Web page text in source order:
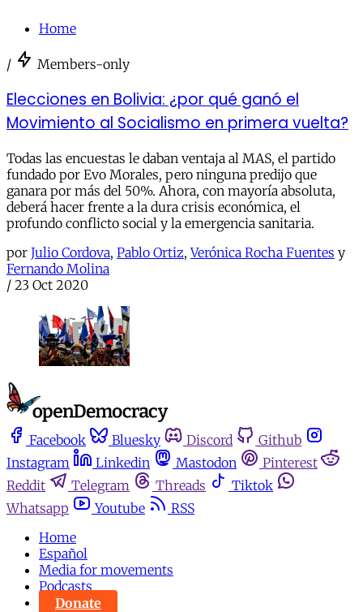
Home
/ Members-only
Elecciones en Bolivia: ¿por qué ganó el
Movimiento al Socialismo en primera vuelta?
Todas las encuestas le daban ventaja al MAS, el partido
fundado por Evo Morales, pero ninguna predijo que
ganara por más del 50%. Ahora, con mayoría absoluta,
deberá hacer frente a la dura crisis económica, el
profundo conflicto social y la emergencia sanitaria.
por Julio Cordova, Pablo Ortiz,Verónica Rocha Fuentes y
Fernando Molina
/ 23 Oct 2020
Facebook Bluesky Discord
Github
Instagram
Linkedin Mastodon
Pinterest
Reddit
Telegram Threads
Tiktok
Whatsapp
Youtube
RSS
Home
Español
Media for movements
Podcasts
Donate